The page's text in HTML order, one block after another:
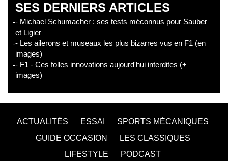
SES DERNIERS ARTICLES
- Michael Schumacher : ses tests méconnus pour Sauber
et Ligier
- Les ailerons et museaux les plus bizarres vus en F1 (en
images)
- F1 - Ces folles innovations aujourd'hui interdites (+
images)
ACTUALITÉS ESSAI
SPORTS MÉCANIQUES
GUIDE OCCASION
LES CLASSIQUES
LIFESTYLE
PODCAST